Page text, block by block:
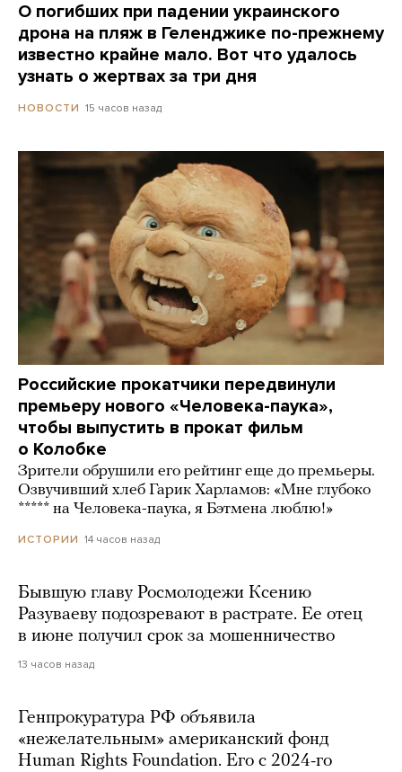
О погибших при падении украинского
дрона на пляж в Геленджике по-прежнему
известно крайне мало. Вот что удалось
узнать о жертвах за три дня
НОВОСТИ 15 часов назад
Российские прокатчики передвинули
премьеру нового «Человека-паука»,
чтобы выпустить в прокат фильм
о Колобке
Зрители обрушили его рейтинг еще до премьеры.
Озвучивший хлеб Гарик Харламов: «Мне глубоко
***** на Человека-паука, я Бэтмена люблю!»
ИСТОРИИ 14 часов назад
Бывшую главу Росмолодежи Ксению
Разуваеву подозревают в растрате. Ее отец
в июне получил срок за мошенничество
13 часов назад
Генпрокуратура РФ объявила
«нежелательным» американский фонд
Human Rights Foundation. Его с 2024-го